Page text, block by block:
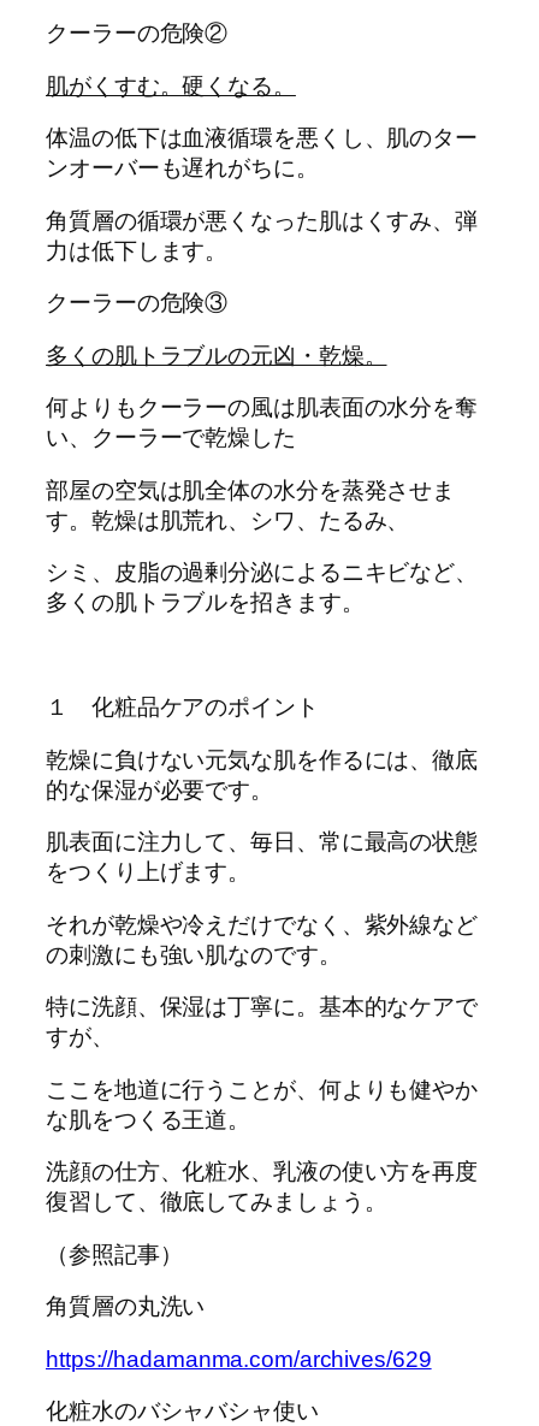
クーラーの危険②
肌がくすむ。硬くなる。
体温の低下は血液循環を悪くし、肌のター
ンオーバーも遅れがちに。
角質層の循環が悪くなった肌はくすみ、弾
力は低下します。
クーラーの危険③
多くの肌トラブルの元凶・乾燥。
何よりもクーラーの風は肌表面の水分を奪
い、クーラーで乾燥した
部屋の空気は肌全体の水分を蒸発させま
す。乾燥は肌荒れ、シワ、たるみ、
シミ、皮脂の過剰分泌によるニキビなど、
多くの肌トラブルを招きます。
１ 化粧品ケアのポイント
乾燥に負けない元気な肌を作るには、徹底
的な保湿が必要です。
肌表面に注力して、毎日、常に最高の状態
をつくり上げます。
それが乾燥や冷えだけでなく、紫外線など
の刺激にも強い肌なのです。
特に洗顔、保湿は丁寧に。基本的なケアで
すが、
ここを地道に行うことが、何よりも健やか
な肌をつくる王道。
洗顔の仕方、化粧水、乳液の使い方を再度
復習して、徹底してみましょう。
（参照記事）
角質層の丸洗い
https://hadamanma.com/archives/629
化粧水のバシャバシャ使い